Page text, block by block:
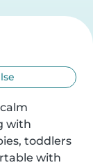
with
toddlers
with